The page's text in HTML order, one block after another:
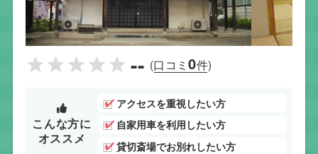
-- (口コミ0件)
こんな方に
オススメ
アクセスを重視したい方
自家用車を利用したい方
貸切斎場でお別れしたい方